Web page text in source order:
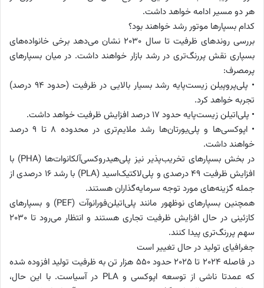
هر دو مسیر ادامه خواهد داشت.
کدام بسپارها موتور رشد خواهند بود؟
بررسی روندهای ظرفیت تا سال ۲۰۳۰ نشان می‌دهد برخی خانواده‌های
بسپاری نقش پررنگ‌تری در رشد بازار خواهند داشت. در میان بسپارهای
پرمصرف:
• پلی‌پروپیلن زیست‌پایه رشد بسیار بالایی در ظرفیت (حدود ۹۴ درصد)
تجربه خواهد کرد.
• پلی‌اتیلن زیست‌پایه حدود ۱۷ درصد افزایش ظرفیت خواهد داشت.
• اپوکسی‌ها و پلی‌یورتان‌ها رشد ملایم‌تری در محدوده ۸ تا ۹ درصد
خواهند داشت.
در بخش بسپارهای تخریب‌پذیر نیز پلی‌هیدروکسی‌آلکانوات‌ها (PHA) با
افزایش ظرفیت ۴۹ درصدی و پلی‌لاکتیک‌اسید (PLA) با رشد ۱۶ درصدی از
جمله گزینه‌های مورد توجه سرمایه‌گذاران هستند.
همچنین بسپارهای نوظهور مانند پلی‌اتیلن‌فورانوآت (PEF) و بسپارهای
کازئینی در حال افزایش ظرفیت تجاری هستند و انتظار می‌رود تا ۲۰۳۰
سهم پررنگ‌تری پیدا کنند.
جغرافیای تولید در حال تغییر است
در فاصله ۲۰۲۴ تا ۲۰۲۵ حدود ۵۵۰ هزار تن به ظرفیت تولید افزوده شده
که عمدتا ناشی از توسعه اپوکسی و PLA در آسیاست. با این حال،